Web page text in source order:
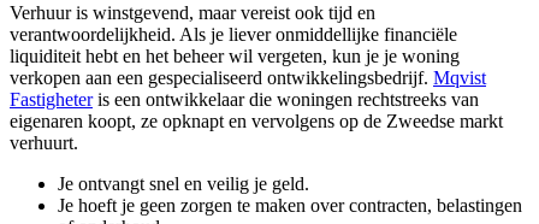
Verhuur is winstgevend, maar vereist ook tijd en
verantwoordelijkheid. Als je liever onmiddellijke financiële
liquiditeit hebt en het beheer wil vergeten, kun je je woning
verkopen aan een gespecialiseerd ontwikkelingsbedrijf. Mqvist
Fastigheteris een ontwikkelaar die woningen rechtstreeks van
eigenaren koopt, ze opknapt en vervolgens op de Zweedse markt
verhuurt.
Je ontvangt snel en veilig je geld.
Je hoeft je geen zorgen te maken over contracten, belastingen